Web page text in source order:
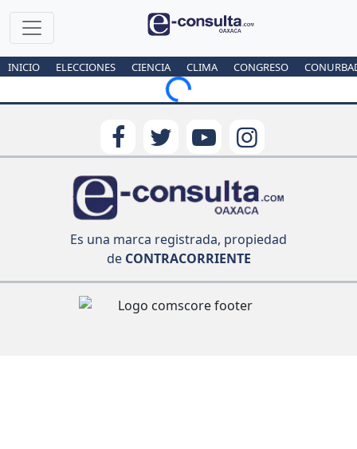
INICIO ELECCIONES CIENCIA CLIMA CONGRESO
Loading...
Es una marca registrada, propiedad
deCONTRACORRIENTE